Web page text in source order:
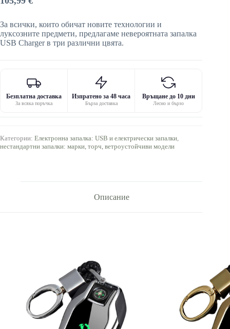
За всички, които обичат новите технологии и
луксозните предмети, предлагаме невероятната запалка
USB Charger в три различни цвята.
Безплатна доставка
За всяка поръчка
Изпратено за 48 часа
Бърза доставка
Връщане до 10 дни
Лесно и бързо
Категории: Електронна запалка: USB и електрически запалки
нестандартни запалки: марки, торч, ветроустойчиви модели
Описание